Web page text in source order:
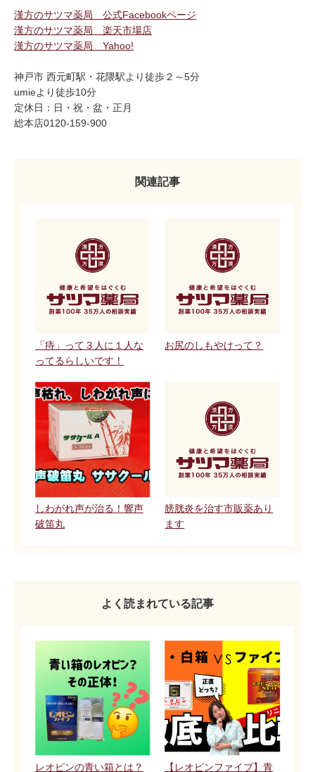
漢方のサツマ薬局 公式Facebookページ
漢方のサツマ薬局 楽天市場店
漢方のサツマ薬局 Yahoo!
神戸市 西元町駅・花隈駅より徒歩２～5分
umieより徒歩10分
定休日：日・祝・盆・正月
総本店0120-159-900
関連記事
「痔」って３人に１人な
ってるらしいです！
お尻のしもやけって？
しわがれ声が治る！響声
破笛丸
膀胱炎を治す市販薬あり
ます
よく読まれている記事
レオピンの青い箱とは？ 【レオピンファイブ】青